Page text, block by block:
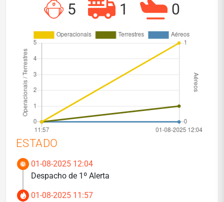
5 1 0
ESTADO
01-08-2025 12:04
Despacho de 1º Alerta
01-08-2025 11:57